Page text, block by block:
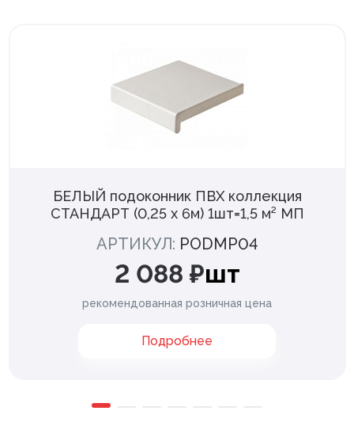
БЕЛЫЙ подоконник ПВХ коллекция
СТАНДАРТ (0,25 х 6м) 1шт=1,5 м² МП
АРТИКУЛ: PODMP04
2 088 ₽шт
рекомендованная розничная цена
Подробнее